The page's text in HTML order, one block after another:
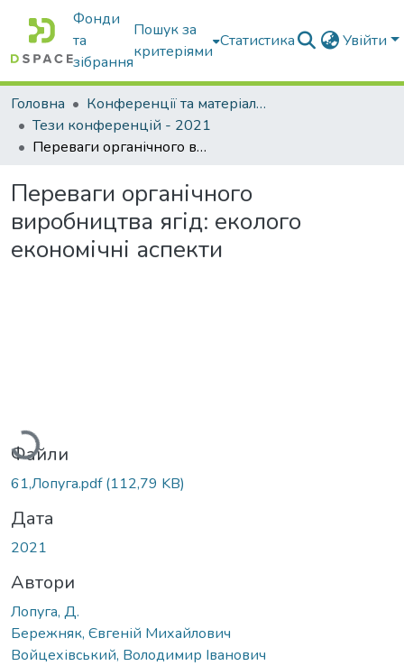
Фонди
та
зібрання
Пошук за
критеріями
Статистика Увійти
Головна
Конференції та матеріали конференцій
Тези конференцій - 2021
Переваги органічного виробництва ягід: еколого економічні аспекти
Переваги органічного
виробництва ягід: еколого
економічні аспекти
Вантажиться...
Файли
61,Лопуга.pdf(112,79 KB)
Дата
2021
Автори
Лопуга, Д.
Бережняк, Євгеній Михайлович
Войцехівський, Володимир Іванович